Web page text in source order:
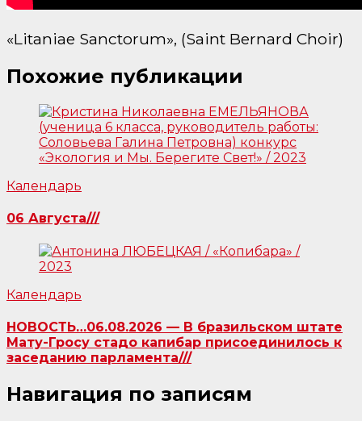
«Litaniae Sanctorum», (Saint Bernard Choir)
Похожие публикации
Календарь
06 Августа///
Календарь
НОВОСТЬ…06.08.2026 — В бразильском штате
Мату-Гросу стадо капибар присоединилось к
заседанию парламента///
Навигация по записям